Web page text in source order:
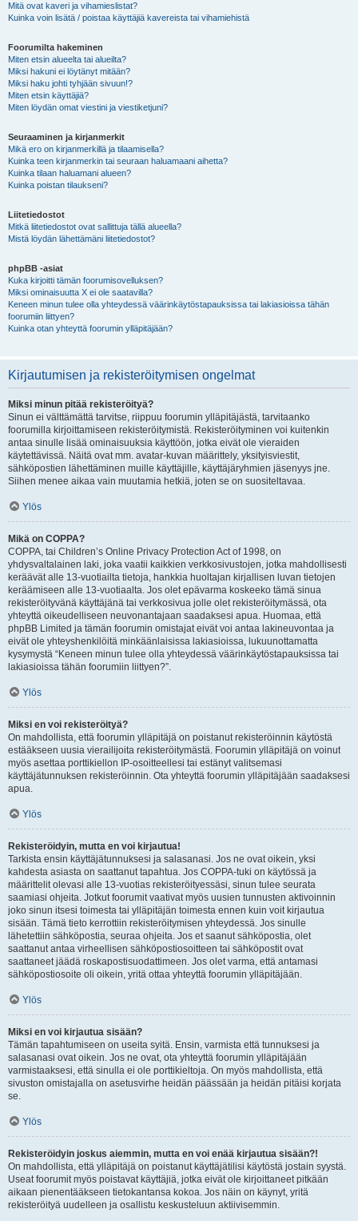
Mitä ovat kaveri ja vihamieslistat?
Kuinka voin lisätä / poistaa käyttäjiä kavereista tai vihamiehistä
Foorumilta hakeminen
Miten etsin alueelta tai alueilta?
Miksi hakuni ei löytänyt mitään?
Miksi haku johti tyhjään sivuun!?
Miten etsin käyttäjiä?
Miten löydän omat viestini ja viestiketjuni?
Seuraaminen ja kirjanmerkit
Mikä ero on kirjanmerkillä ja tilaamisella?
Kuinka teen kirjanmerkin tai seuraan haluamaani aihetta?
Kuinka tilaan haluamani alueen?
Kuinka poistan tilaukseni?
Liitetiedostot
Mitkä liitetiedostot ovat sallittuja tällä alueella?
Mistä löydän lähettämäni liitetiedostot?
phpBB -asiat
Kuka kirjoitti tämän foorumisovelluksen?
Miksi ominaisuutta X ei ole saatavilla?
Keneen minun tulee olla yhteydessä väärinkäytöstapauksissa tai lakiasioissa tähän
foorumiin liittyen?
Kuinka otan yhteyttä foorumin ylläpitäjään?
Kirjautumisen ja rekisteröitymisen ongelmat
Miksi minun pitää rekisteröityä?
Sinun ei välttämättä tarvitse, riippuu foorumin ylläpitäjästä, tarvitaanko
foorumilla kirjoittamiseen rekisteröitymistä. Rekisteröityminen voi kuitenkin
antaa sinulle lisää ominaisuuksia käyttöön, jotka eivät ole vieraiden
käytettävissä. Näitä ovat mm. avatar-kuvan määrittely, yksityisviestit,
sähköpostien lähettäminen muille käyttäjille, käyttäjäryhmien jäsenyys jne.
Siihen menee aikaa vain muutamia hetkiä, joten se on suositeltavaa.
Ylös
Mikä on COPPA?
COPPA, tai Children’s Online Privacy Protection Act of 1998, on
yhdysvaltalainen laki, joka vaatii kaikkien verkkosivustojen, jotka mahdollisesti
keräävät alle 13-vuotiailta tietoja, hankkia huoltajan kirjallisen luvan tietojen
keräämiseen alle 13-vuotiaalta. Jos olet epävarma koskeeko tämä sinua
rekisteröityvänä käyttäjänä tai verkkosivua jolle olet rekisteröitymässä, ota
yhteyttä oikeudelliseen neuvonantajaan saadaksesi apua. Huomaa, että
phpBB Limited ja tämän foorumin omistajat eivät voi antaa lakineuvontaa ja
eivät ole yhteyshenkilöitä minkäänlaisissa lakiasioissa, lukuunottamatta
kysymystä “Keneen minun tulee olla yhteydessä väärinkäytöstapauksissa tai
lakiasioissa tähän foorumiin liittyen?”.
Ylös
Miksi en voi rekisteröityä?
On mahdollista, että foorumin ylläpitäjä on poistanut rekisteröinnin käytöstä
estääkseen uusia vierailijoita rekisteröitymästä. Foorumin ylläpitäjä on voinut
myös asettaa porttikiellon IP-osoitteellesi tai estänyt valitsemasi
käyttäjätunnuksen rekisteröinnin. Ota yhteyttä foorumin ylläpitäjään saadaksesi
apua.
Ylös
Rekisteröidyin, mutta en voi kirjautua!
Tarkista ensin käyttäjätunnuksesi ja salasanasi. Jos ne ovat oikein, yksi
kahdesta asiasta on saattanut tapahtua. Jos COPPA-tuki on käytössä ja
määrittelit olevasi alle 13-vuotias rekisteröityessäsi, sinun tulee seurata
saamiasi ohjeita. Jotkut foorumit vaativat myös uusien tunnusten aktivoinnin
joko sinun itsesi toimesta tai ylläpitäjän toimesta ennen kuin voit kirjautua
sisään. Tämä tieto kerrottiin rekisteröitymisen yhteydessä. Jos sinulle
lähetettiin sähköpostia, seuraa ohjeita. Jos et saanut sähköpostia, olet
saattanut antaa virheellisen sähköpostiosoitteen tai sähköpostit ovat
saattaneet jäädä roskapostisuodattimeen. Jos olet varma, että antamasi
sähköpostiosoite oli oikein, yritä ottaa yhteyttä foorumin ylläpitäjään.
Ylös
Miksi en voi kirjautua sisään?
Tämän tapahtumiseen on useita syitä. Ensin, varmista että tunnuksesi ja
salasanasi ovat oikein. Jos ne ovat, ota yhteyttä foorumin ylläpitäjään
varmistaaksesi, että sinulla ei ole porttikieltoja. On myös mahdollista, että
sivuston omistajalla on asetusvirhe heidän päässään ja heidän pitäisi korjata
se.
Ylös
Rekisteröidyin joskus aiemmin, mutta en voi enää kirjautua sisään?!
On mahdollista, että ylläpitäjä on poistanut käyttäjätilisi käytöstä jostain syystä.
Useat foorumit myös poistavat käyttäjiä, jotka eivät ole kirjoittaneet pitkään
aikaan pienentääkseen tietokantansa kokoa. Jos näin on käynyt, yritä
rekisteröityä uudelleen ja osallistu keskusteluun aktiivisemmin.